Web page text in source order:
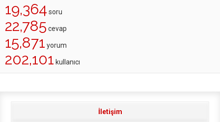
19,364 soru
22,785 cevap
15,871 yorum
202,101 kullanıcı
İletişim